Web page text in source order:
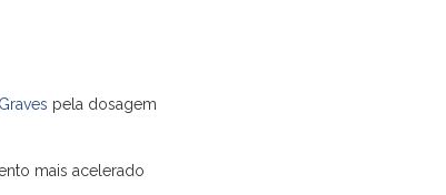
pela dosagem
mais acelerado